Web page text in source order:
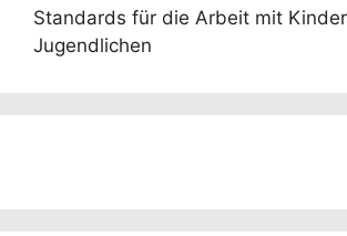
Standards für die Arbeit mit
Jugendlichen